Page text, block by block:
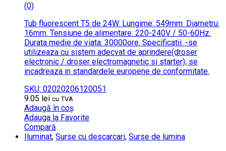
(0)
Tub fluorescent T5 de 24W. Lungime: 549mm. Diametru:
16mm. Tensiune de alimentare: 220-240V / 50-60Hz.
Durata medie de viata: 30000ore. Specificatii: -se
utilizeaza cu sistem adecvat de aprindere(droser
electronic / droser electromagnetic si starter); se
incadreaza in standardele europene de conformitate.
SKU: 02020206120051
9.05 lei cu TVA
Adaugă în coș
Adauga la Favorite
Compară
Iluminat, Surse cu descarcari, Surse de lumina